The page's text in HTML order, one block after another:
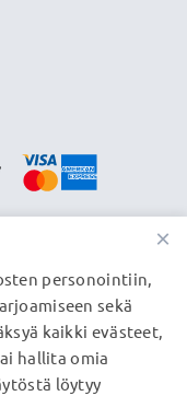
ei
×
personointiin,
sekä
kaikki evästeet,
hallita omia
löytyy